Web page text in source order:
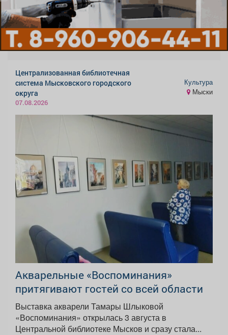
Централизованная библиотечная
система Мысковского городского
округа
07.08.2026
Культура
Мыски
Акварельные «Воспоминания»
притягивают гостей со всей области
Выставка акварели Тамары Шлыковой
«Воспоминания» открылась 3 августа в
Центральной библиотеке Мысков и сразу стала...